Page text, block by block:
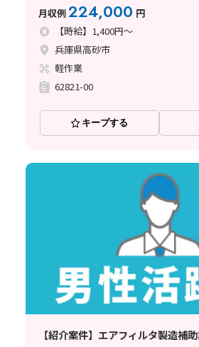
月収例224,000 円
【時給】1,400円～
兵庫県高砂市
軽作業
62821-00
キープする
【紹介案件】エアフィルタ製造補